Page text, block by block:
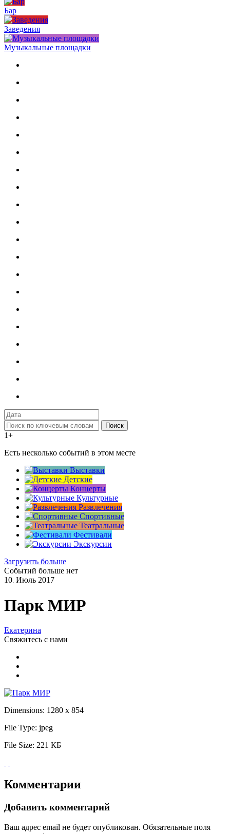
Бар
Заведения
Музыкальные площадки
Поиск
1+
Есть несколько событий в этом месте
Выставки
Детские
Концерты
Культурные
Развлечения
Спортивные
Театральные
Фестивали
Экскурсии
Загрузить больше
Событий больше нет
10. Июль 2017
Парк МИР
Екатерина
Свяжитесь с нами
Dimensions: 1280 x 854
File Type: jpeg
File Size: 221 КБ
Комментарии
Добавить комментарий
Ваш адрес email не будет опубликован. Обязательные поля